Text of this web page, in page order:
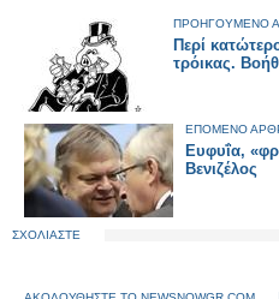
ΠΡΟΗΓΟΥΜΕΝΟ
Περί
τρόικας.
ΕΠΟΜΕΝΟ
Ευφυΐα,
Βενιζέλος
ΣΧΟΛΙΑΣΤΕ